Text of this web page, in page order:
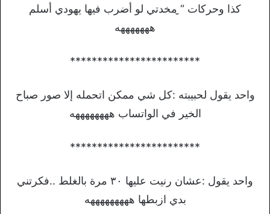
كذا وحركات “̮ مخدتي لو أضرب فيها يهودي أسلم
هههههههه
************************
واحد يقول لحبيبته :كل شي ممكن اتحمله إلا صور صباح
الخير في الواتساب ههههههههه
************************
واحد يقول :عشان رنيت عليها ٣٠ مرة بالغلط ..فكرتني
بدي ازبطها هههههههههه